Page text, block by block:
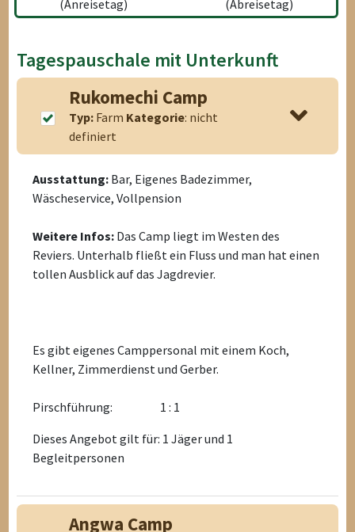
(Anreisetag) (Abreisetag)
Tagespauschale mit Unterkunft
Rukomechi Camp
Typ: Farm Kategorie: nicht
definiert
Ausstattung: Bar, Eigenes Badezimmer,
Wäscheservice, Vollpension
Weitere Infos: Das Camp liegt im Westen des
Reviers. Unterhalb fließt ein Fluss und man hat einen
tollen Ausblick auf das Jagdrevier.
Es gibt eigenes Camppersonal mit einem Koch,
Kellner, Zimmerdienst und Gerber.
Pirschführung:
1 : 1
Dieses Angebot gilt für: 1 Jäger und 1
Begleitpersonen
Angwa Camp